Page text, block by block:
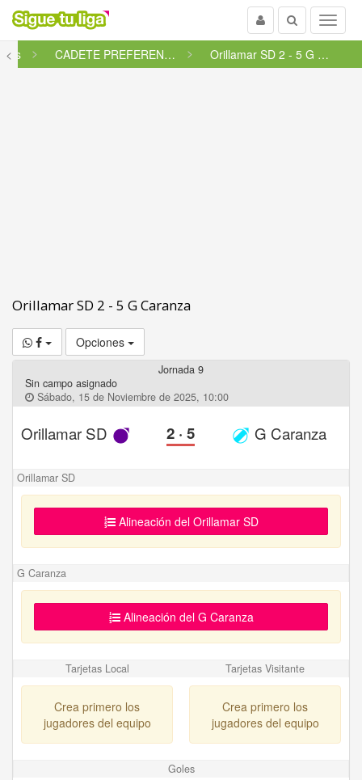
Menu
Buscar
Usuario
<
CADETE PREFERENTE FUTGAL - GRU... Orillamar SD 2 - 5 G Caranza
Orillamar SD 2 - 5 G Caranza
Opciones
Jornada 9
Sin campo asignado
Sábado, 15 de Noviembre de 2025, 10:00
Orillamar SD 2 ·5 G Caranza
Orillamar SD
Alineación del Orillamar SD
G Caranza
Alineación del G Caranza
Tarjetas Local Tarjetas Visitante
Crea primero los
jugadores del equipo
Crea primero los
jugadores del equipo
Goles